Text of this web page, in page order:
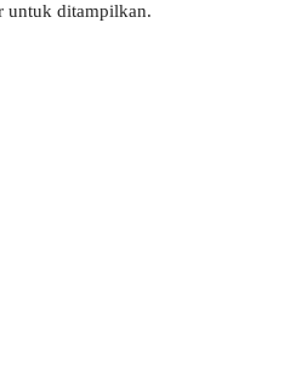
untuk ditampilkan.